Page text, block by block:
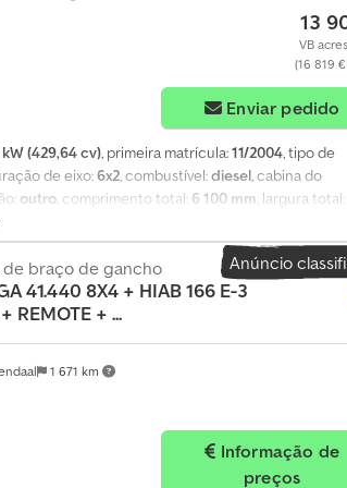
13
VB
(16 819
Enviar pedido
kW (429,64 cv), primeira matrícula:11/2004, tipo de
de eixo:6x2, combustível:diesel, cabina do
outro, comprimento total: 6 100 mm, largura total:
em alumínio - Sistema hidráulico de
= Mais informações = Dimensão dos pneus: 315/70
Eixo traseiro 1: Suspensão: Suspensão
pneumática Peso em vazio: 10.860 kg Carga útil:
está reservado para um cliente (vendido sujeito
Anúncio
1 671 km
de braço de gancho
41.440 8X4 + HIAB 166 E-3
REMOTE + ...
preços